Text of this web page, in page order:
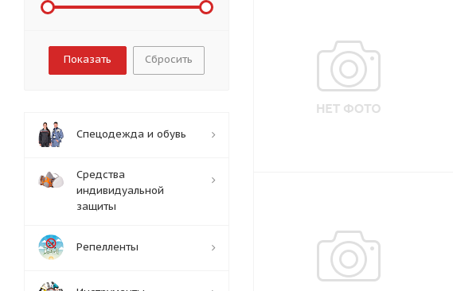
Сбросить
Спецодежда и обувь
Средства
индивидуальной
защиты
Репелленты